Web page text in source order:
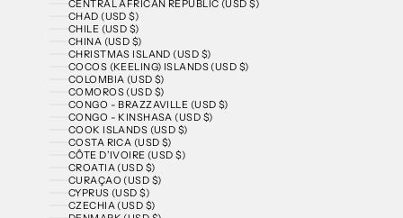
CENTRAL AFRICAN REPUBLIC (USD $)
CHAD (USD $)
CHILE (USD $)
CHINA (USD $)
CHRISTMAS ISLAND (USD $)
COCOS (KEELING) ISLANDS (USD $)
COLOMBIA (USD $)
COMOROS (USD $)
CONGO - BRAZZAVILLE (USD $)
CONGO - KINSHASA (USD $)
COOK ISLANDS (USD $)
COSTA RICA (USD $)
CÔTE D’IVOIRE (USD $)
CROATIA (USD $)
CURAÇAO (USD $)
CYPRUS (USD $)
CZECHIA (USD $)